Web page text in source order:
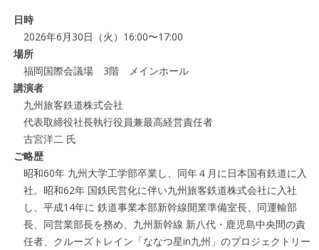
日時
2026年6月30日（火）16:00〜17:00
場所
福岡国際会議場 3階 メインホール
講演者
九州旅客鉄道株式会社
代表取締役社長執行役員兼最高経営責任者
古宮洋二 氏
ご略歴
昭和60年 九州大学工学部卒業し、同年４月に日本国有鉄道に入
社。昭和62年 国鉄民営化に伴い九州旅客鉄道株式会社に入社
し、平成14年に 鉄道事業本部新幹線開業準備室長、同運輸部
長、同営業部長を務め、九州新幹線 新八代・鹿児島中央間の責
任者、クルーズトレイン「ななつ星in九州」のプロジェクトリー